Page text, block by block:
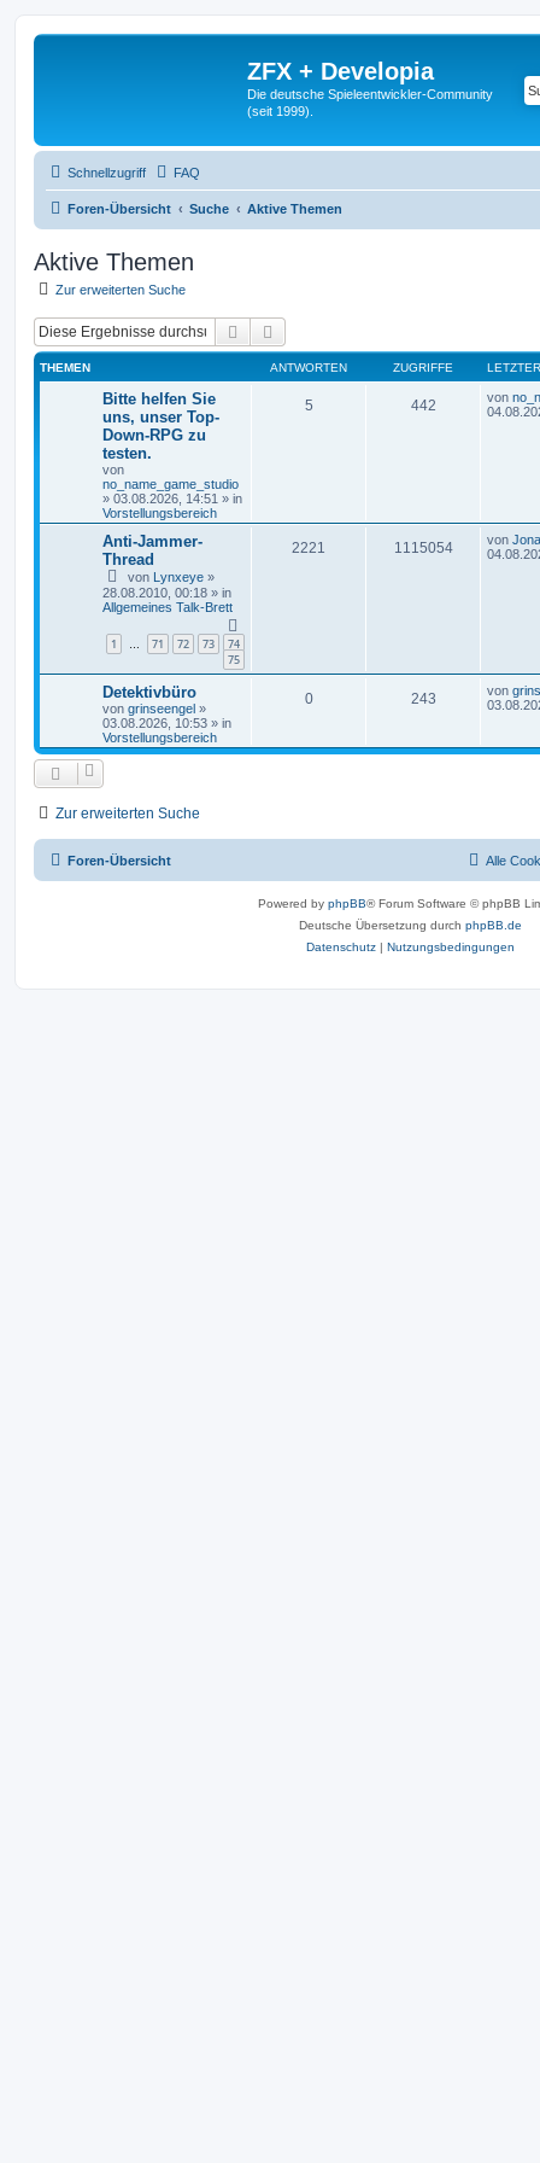
ZFX + Developia
Die deutsche Spieleentwickler-Community
(seit 1999).
Schnellzugriff FAQ
Foren-Übersicht Suche Aktive Themen
Aktive Themen
Zur erweiterten Suche
Suche
THEMEN ANTWORTEN ZUGRIFFE
Bitte helfen Sie
uns, unser Top-
Down-RPG zu
testen.
von
no_name_game_studio
» 03.08.2026, 14:51 » in
Vorstellungsbereich
5 442 von
Anti-Jammer-
Thread
von Lynxeye »
28.08.2010, 00:18 » in
Allgemeines Talk-Brett
1 … 71 72 73
74
75
2221 1115054 von
Detektivbüro
von grinseengel »
03.08.2026, 10:53 » in
Vorstellungsbereich
0 243 von
Zur erweiterten Suche
Foren-Übersicht Alle
Powered by phpBB® Forum Software © phpBB
Deutsche Übersetzung durch phpBB.de
Datenschutz | Nutzungsbedingungen